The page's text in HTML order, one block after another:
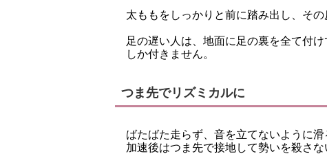
太ももをしっかりと前に踏み出し、その
足の遅い人は、地面に足の裏を全て付
しか付きません。
つま先でリズミカルに
ばたばた走らず、音を立てないように滑
加速後はつま先で接地して勢いを殺さな